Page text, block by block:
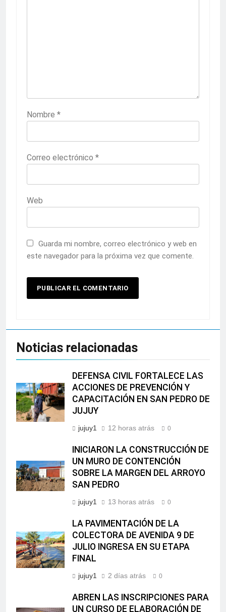
Nombre *
Correo electrónico *
Web
Guarda mi nombre, correo electrónico y web en
este navegador para la próxima vez que comente.
Noticias relacionadas
DEFENSA CIVIL FORTALECE LAS
ACCIONES DE PREVENCIÓN Y
CAPACITACIÓN EN SAN PEDRO DE
JUJUY
jujuy1 12 horas atrás 0
INICIARON LA CONSTRUCCIÓN DE
UN MURO DE CONTENCIÓN
SOBRE LA MARGEN DEL ARROYO
SAN PEDRO
jujuy1 13 horas atrás 0
LA PAVIMENTACIÓN DE LA
COLECTORA DE AVENIDA 9 DE
JULIO INGRESA EN SU ETAPA
FINAL
jujuy1 2 días atrás 0
ABREN LAS INSCRIPCIONES PARA
UN CURSO DE ELABORACIÓN DE